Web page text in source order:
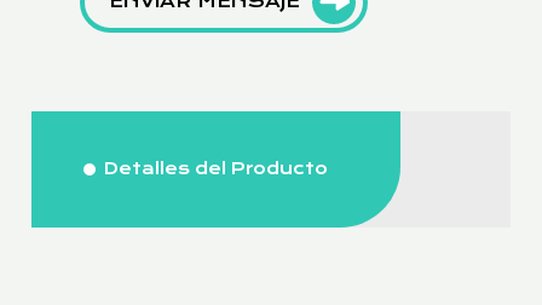
Detalles del Producto